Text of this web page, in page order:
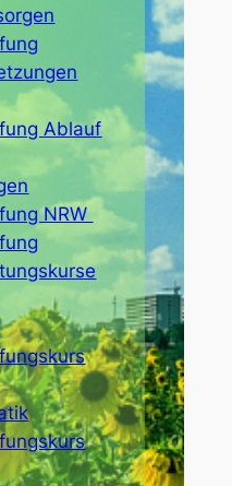
Ablauf
NRW